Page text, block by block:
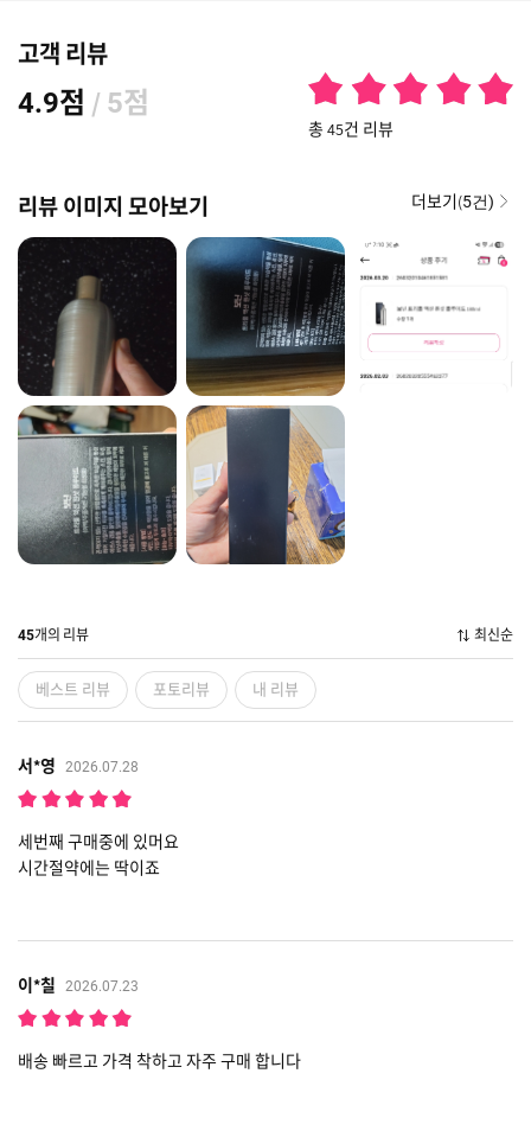
고객 리뷰
4.9점 / 5점
총 45건 리뷰
리뷰 이미지 모아보기 더보기(5건)
45개의 리뷰 최신순
베스트 리뷰 포토리뷰 내 리뷰
서*영 2026.07.28
세번째 구매중에 있머요
시간절약에는 딱이죠
이*칠 2026.07.23
배송 빠르고 가격 착하고 자주 구매 합니다